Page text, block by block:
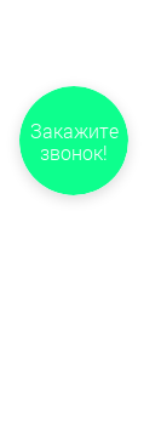
Закажите
звонок!